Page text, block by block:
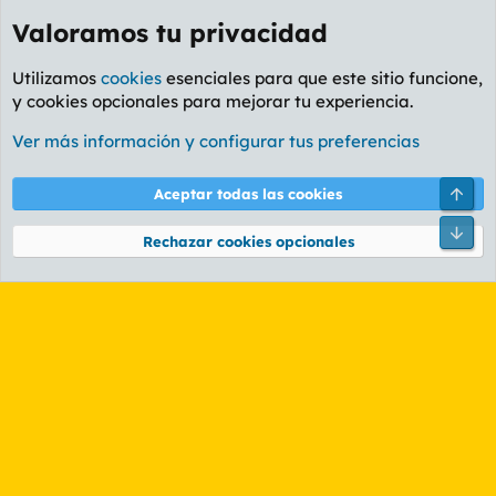
Foro General
Cookies
PL OLDSTYLE AMARILLO
Términos y reglas Política de privacidad Ayuda
Community platform by XenForo® © 2010-2026 XenForo Ltd.
Valoramos tu privacidad
Utilizamos cookies esenciales para que este sitio funcione,
y cookies opcionales para mejorar tu experiencia.
Ver más información y configurar tus preferencias
Aceptar todas las cookies
Rechazar cookies opcionales
Pie